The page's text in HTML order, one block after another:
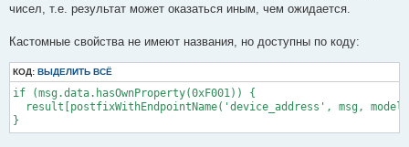
чисел, т.е. результат может оказаться иным, чем ожидается.
Кастомные свойства не имеют названия, но доступны по коду:
КОД: ВЫДЕЛИТЬ ВСЁ
if (msg.data.hasOwnProperty(0xF001)) {
result[postfixWithEndpointName('device_address', msg,
}